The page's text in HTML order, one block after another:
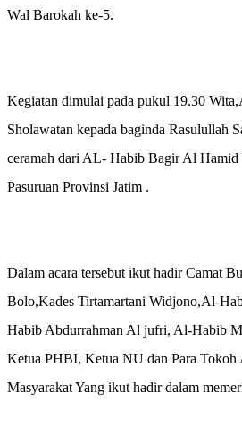
Wal Barokah ke-5.
Kegiatan dimulai pada pukul 19.30
Sholawatan kepada baginda Rasulullah
ceramah dari AL- Habib Bagir Al
Pasuruan Provinsi Jatim .
Dalam acara tersebut ikut hadir Camat
Bolo,Kades Tirtamartani Widjono,Al-
Habib Abdurrahman Al jufri, Al-Habib
Ketua PHBI, Ketua NU dan Para Tokoh
Masyarakat Yang ikut hadir dalam